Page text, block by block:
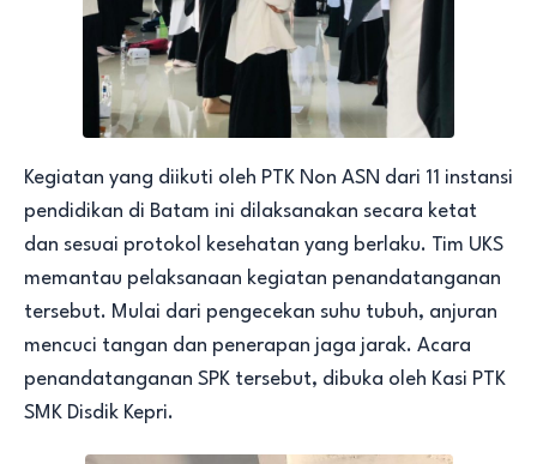
Kegiatan yang diikuti oleh PTK Non ASN dari 11 instansi
pendidikan di Batam ini dilaksanakan secara ketat
dan sesuai protokol kesehatan yang berlaku. Tim UKS
memantau pelaksanaan kegiatan penandatanganan
tersebut. Mulai dari pengecekan suhu tubuh, anjuran
mencuci tangan dan penerapan jaga jarak. Acara
penandatanganan SPK tersebut, dibuka oleh Kasi PTK
SMK Disdik Kepri.